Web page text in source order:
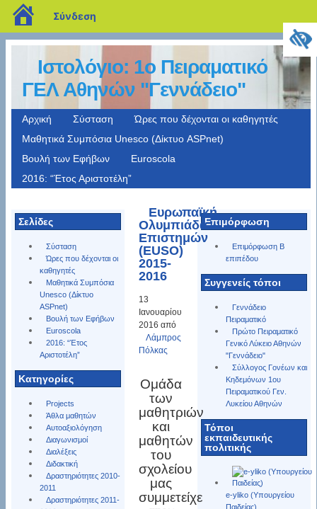
blogs.sch.gr
Σύνδεση
Ιστολόγιο: 1o Πειραματικό
ΓΕΛ Αθηνών "Γεννάδειο"
Αρχική Σύσταση
Ώρες που δέχονται οι καθηγητές
Μαθητικά Συμπόσια Unesco (Δίκτυο ASPnet)
Βουλή των Εφήβων
Euroscola
2016: “Έτος Αριστοτέλη”
Σελίδες
Σύσταση
Ώρες που δέχονται οι
καθηγητές
Μαθητικά Συμπόσια
Unesco (Δίκτυο
ASPnet)
Βουλή των Εφήβων
Euroscola
2016: “Έτος
Αριστοτέλη”
Kατηγορίες
Projects
Άθλα μαθητών
Αυτοαξιολόγηση
Διαγωνισμοί
Διαλέξεις
Διδακτική
Δραστηριότητες 2010-
2011
Δραστηριότητες 2011-
Επιμόρφωση
Επιμόρφωση Β
επιπέδου
Συγγενείς τόποι
Γεννάδειο
Πειραματικό
Πρώτο Πειραματικό
Γενικό Λύκειο Αθηνών
"Γεννάδειο"
Σύλλογος Γονέων και
Κηδεμόνων 1ου
Πειραματικού Γεν.
Λυκείου Αθηνών
Τόποι
εκπαιδευτικής
πολιτικής
e-yliko (Υπουργείου
Παιδείας)
Ευρωπαϊκή
Ολυμπιάδα
Επιστημών
(EUSO)
2015-
2016
13
Ιανουαρίου
2016 από
Λάμπρος
Πόλκας
Ομάδα
των
μαθητριών
και
μαθητών
του
σχολείου
μας
συμμετείχε